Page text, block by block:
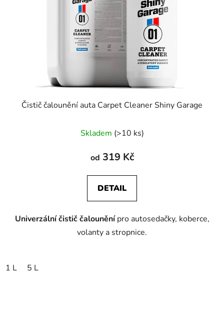
Čistič čalounění auta Carpet Cleaner Shiny Garage
Skladem (>10 ks)
od 319 Kč
DETAIL
Univerzální čistič čalouněnípro autosedačky, koberce,
volanty a stropnice.
1 L 5 L